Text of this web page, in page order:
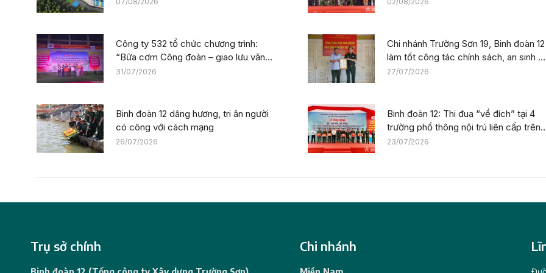
Công ty 532 tổ chức chương trình:
“Bữa cơm Công đoàn – giao lưu văn
nghệ” tiếp sức công trường tại dự án
31/07/2026
Chi nhánh Trường Sơn 19, Binh đoàn 12
làm tốt công tác chính sách, an sinh xã
hội nhân kỷ niệm 79 năm Ngày Thương
27/07/2026
Binh đoàn 12 dâng hương, tri ân người
có công với cách mạng
26/07/2026
Binh đoàn 12: Thi đua “về đích” tại 4
trường phổ thông nội trú liên cấp trên
địa bàn tỉnh Thanh Hóa
23/07/2026
Trụ sở chính Chi nhánh